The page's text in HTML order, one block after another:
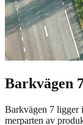
Barkvägen
Barkvägen 7 ligger
merparten av